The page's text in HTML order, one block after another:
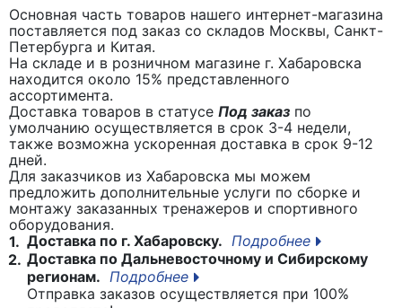
Основная часть товаров нашего интернет-магазина
поставляется под заказ со складов Москвы, Санкт-
Петербурга и Китая.
На складе и в розничном магазине г. Хабаровска
находится около 15% представленного
ассортимента.
Доставка товаров в статусе Под заказ по
умолчанию осуществляется в срок 3-4 недели,
также возможна ускоренная доставка в срок 9-12
дней.
Для заказчиков из Хабаровска мы можем
предложить дополнительные услуги по сборке и
монтажу заказанных тренажеров и спортивного
оборудования.
1. Доставка по г. Хабаровску. Подробнее
2. Доставка по Дальневосточному и Сибирскому
регионам. Подробнее
Отправка заказов осуществляется при 100%